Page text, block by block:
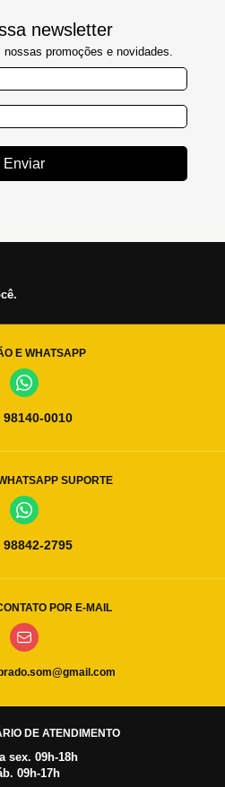
newsletter
promoções e novidades.
Enviar
E WHATSAPP
98140-0010
SUPORTE
98842-2795
POR E-MAIL
DE ATENDIMENTO
sex. 09h-18h
09h-17h